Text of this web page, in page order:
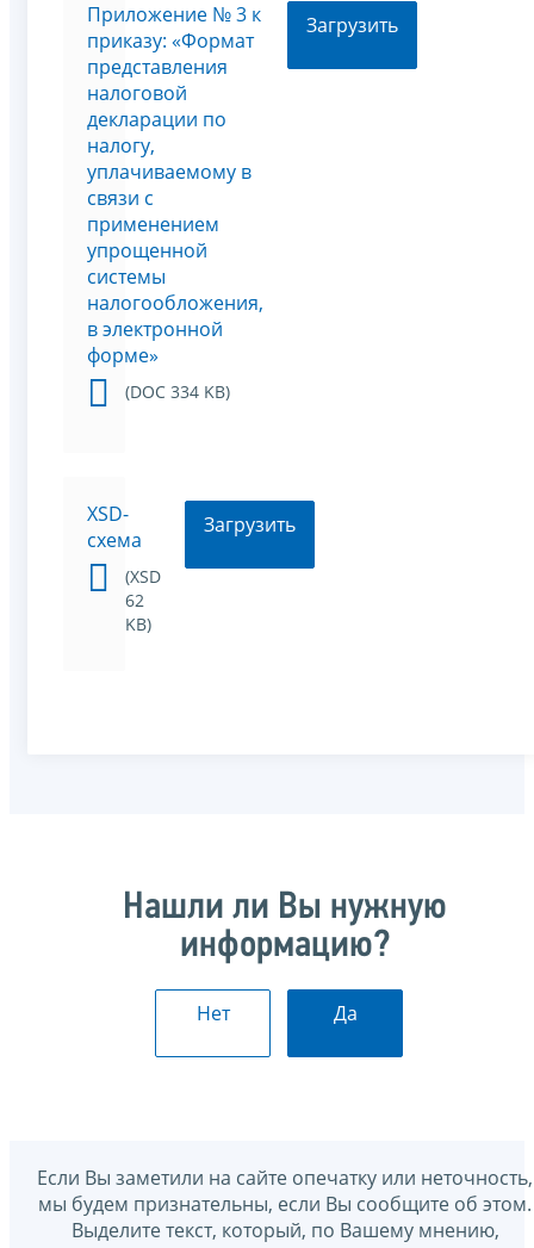
Приложение № 3 к
приказу: «Формат
представления
налоговой
декларации по
налогу,
уплачиваемому в
связи с
применением
упрощенной
системы
налогообложения,
в электронной
форме»
(DOC 334 KB)
Загрузить
XSD-
схема
(XSD
62
KB)
Загрузить
Нашли ли Вы нужную
информацию?
Нет Да
Если Вы заметили на сайте опечатку или неточность,
мы будем признательны, если Вы сообщите об этом.
Выделите текст, который, по Вашему мнению,